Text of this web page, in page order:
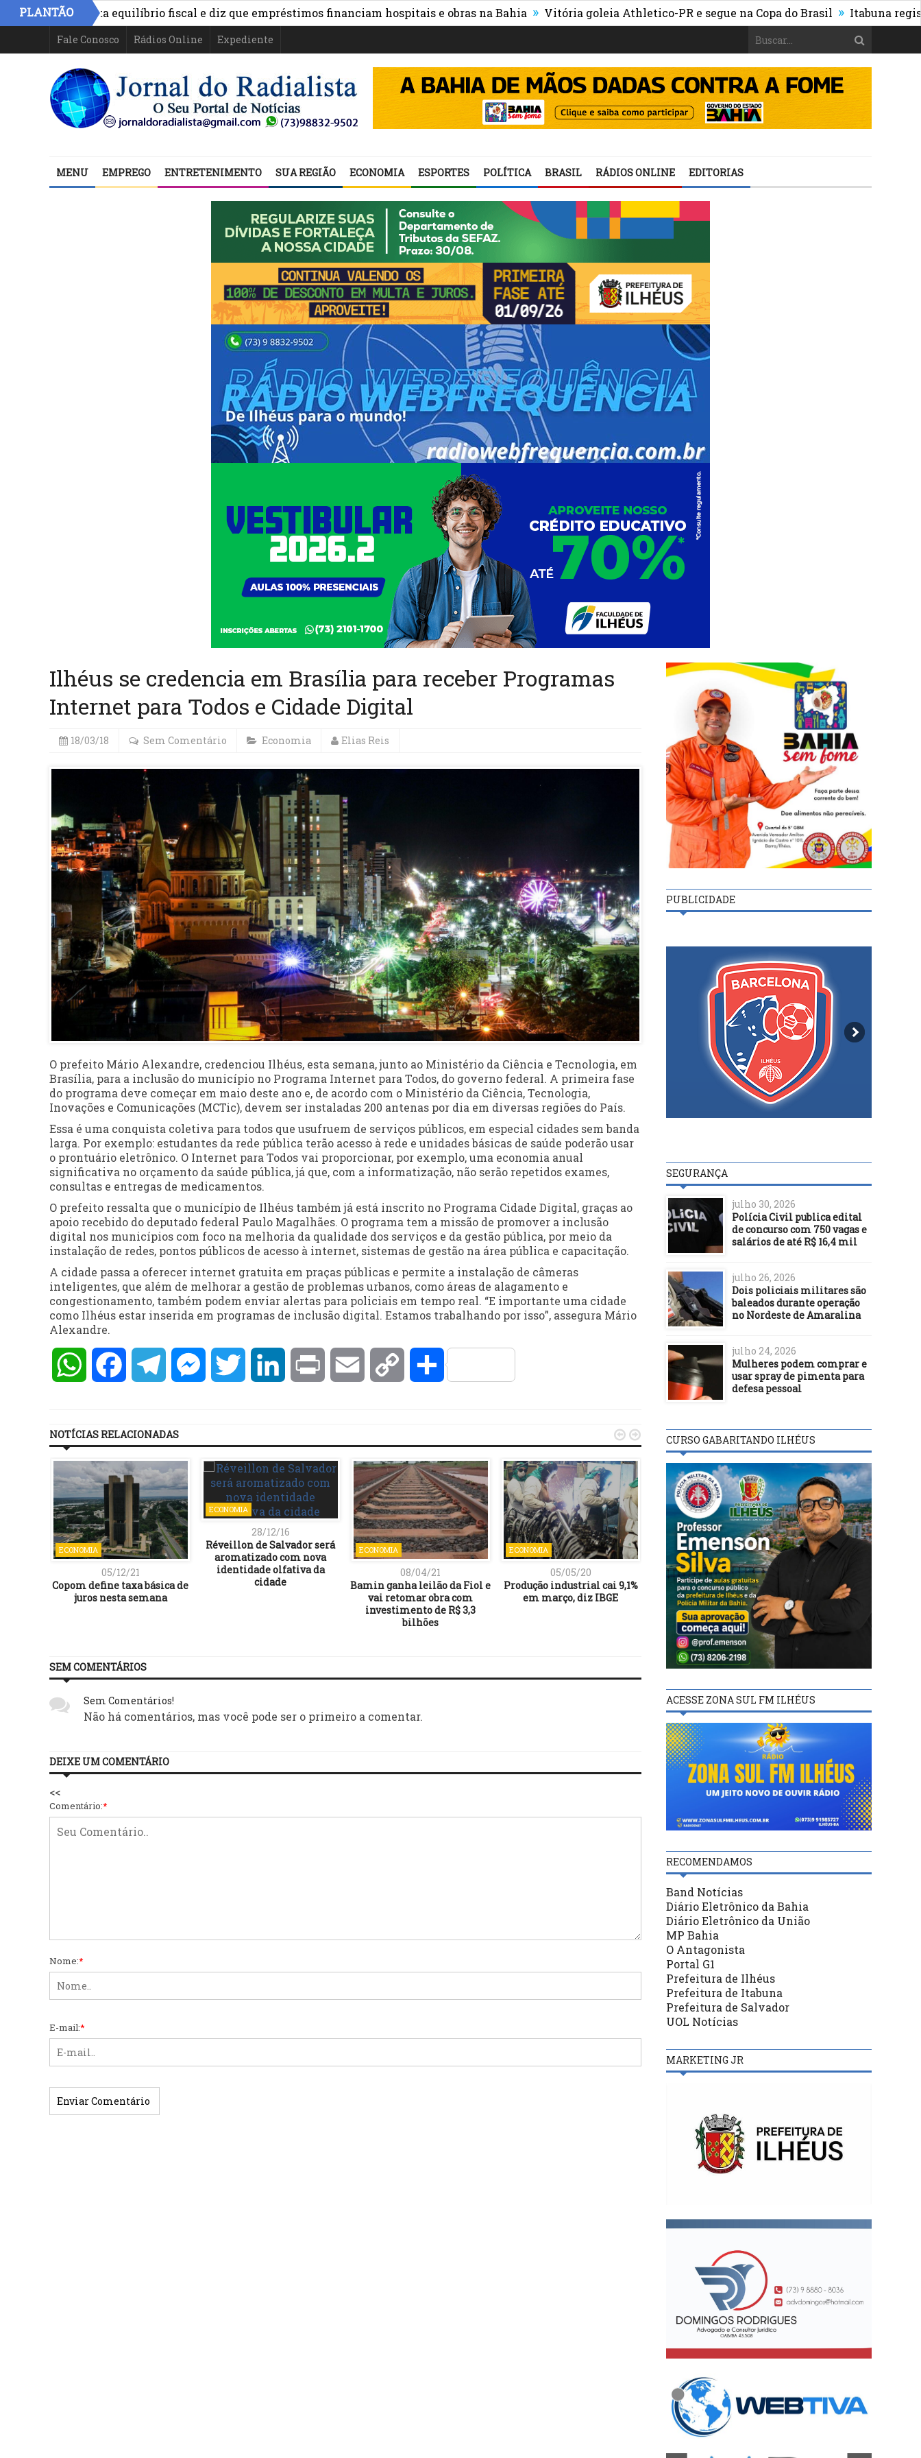
PLANTÃO
aponta equilíbrio fiscal e diz que empréstimos financiam hospitais e obras na Bahia » Vitória goleia Athletico-PR e segue na Copa do Brasil » Itabuna registra
Fale Conosco Rádios Online Expediente
MENU EMPREGO ENTRETENIMENTO SUA REGIÃO ECONOMIA ESPORTES POLÍTICA BRASIL RÁDIOS ONLINE EDITORIAS
Ilhéus se credencia em Brasília para receber Programas
Internet para Todos e Cidade Digital
18/03/18 Sem Comentário Economia Elias Reis
O prefeito Mário Alexandre, credenciou Ilhéus, esta semana, junto ao Ministério da Ciência e Tecnologia, em
Brasília, para a inclusão do município no Programa Internet para Todos, do governo federal. A primeira fase
do programa deve começar em maio deste ano e, de acordo com o Ministério da Ciência, Tecnologia,
Inovações e Comunicações (MCTic), devem ser instaladas 200 antenas por dia em diversas regiões do País.
Essa é uma conquista coletiva para todos que usufruem de serviços públicos, em especial cidades sem banda
larga. Por exemplo: estudantes da rede pública terão acesso à rede e unidades básicas de saúde poderão usar
o prontuário eletrônico. O Internet para Todos vai proporcionar, por exemplo, uma economia anual
significativa no orçamento da saúde pública, já que, com a informatização, não serão repetidos exames,
consultas e entregas de medicamentos.
O prefeito ressalta que o município de Ilhéus também já está inscrito no Programa Cidade Digital, graças ao
apoio recebido do deputado federal Paulo Magalhães. O programa tem a missão de promover a inclusão
digital nos municípios com foco na melhoria da qualidade dos serviços e da gestão pública, por meio da
instalação de redes, pontos públicos de acesso à internet, sistemas de gestão na área pública e capacitação.
A cidade passa a oferecer internet gratuita em praças públicas e permite a instalação de câmeras
inteligentes, que além de melhorar a gestão de problemas urbanos, como áreas de alagamento e
congestionamento, também podem enviar alertas para policiais em tempo real. “E importante uma cidade
como Ilhéus estar inserida em programas de inclusão digital. Estamos trabalhando por isso”, assegura Mário
Alexandre.
WhatsAppFacebookTelegramMessengerTwitter LinkedInPrint Email Copy Compartilhar
NOTÍCIAS RELACIONADAS
ECONOMIA
05/12/21
Copom define taxa básica de
juros nesta semana
ECONOMIA
28/12/16
Réveillon de Salvador será
aromatizado com nova
identidade olfativa da
cidade
ECONOMIA
08/04/21
Bamin ganha leilão da Fiol e
vai retomar obra com
investimento de R$ 3,3
bilhões
ECONOMIA
05/05/20
Produção industrial cai 9,1%
em março, diz IBGE
ECONOMIA
24/11/21
Receita libera consulta a lote
residual do IRPF de
novembro
ECONOMIA
“Está aquém do que a
merece”, diz Wagner
recursos federais pós-
 
SEM COMENTÁRIOS
Sem Comentários!
Não há comentários, mas você pode ser o primeiro a comentar.
DEIXE UM COMENTÁRIO
<<
Comentário:*
Nome:*
E-mail:*
PUBLICIDADE
SEGURANÇA
julho 30, 2026
Polícia Civil publica edital
de concurso com 750 vagas e
salários de até R$ 16,4 mil
julho 26, 2026
Dois policiais militares são
baleados durante operação
no Nordeste de Amaralina
julho 24, 2026
Mulheres podem comprar e
usar spray de pimenta para
defesa pessoal
CURSO GABARITANDO ILHÉUS
ACESSE ZONA SUL FM ILHÉUS
RECOMENDAMOS
Band Notícias
Diário Eletrônico da Bahia
Diário Eletrônico da União
MP Bahia
O Antagonista
Portal G1
Prefeitura de Ilhéus
Prefeitura de Itabuna
Prefeitura de Salvador
UOL Notícias
MARKETING JR